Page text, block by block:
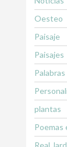
Oesteo
Paisaje
Paisajes
Palabras
plantas
Poemas
Real